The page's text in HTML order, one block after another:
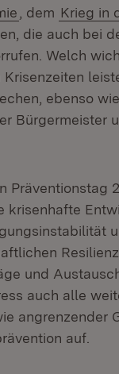
, dem Krieg in
die auch bei
Welch
ebenso
Bürgermeister
Präventionstag
und
auch alle
angrenzender
auf.